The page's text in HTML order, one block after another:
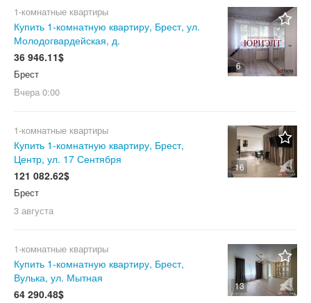
6
1-комнатные квартиры
Купить 1-комнатную квартиру, Брест, ул.
Молодогвардейская, д.
36 946.11$
Брест
Вчера 0:00
16
1-комнатные квартиры
Купить 1-комнатную квартиру, Брест,
Центр, ул. 17 Сентября
121 082.62$
Брест
3 августа
13
1-комнатные квартиры
Купить 1-комнатную квартиру, Брест,
Вулька, ул. Мытная
64 290.48$